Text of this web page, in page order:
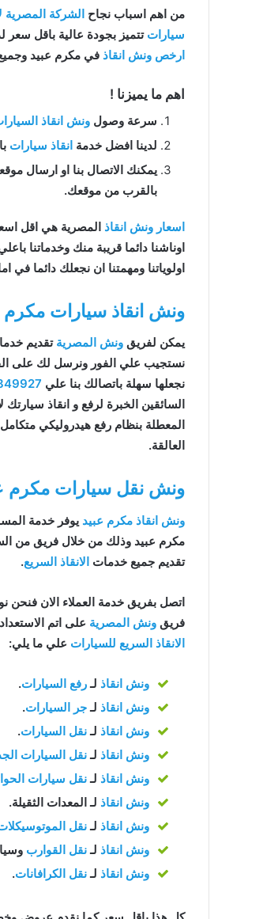
من اهم اسباب نجاح الشركة المصرية
سيارات تتميز بجودة عالية باقل
ارخص ونش انقاذ في مكرم عبيد
اهم ما يميزنا !
سرعة وصول ونش انقاذ
لدينا افضل خدمة انقاذ سيارات
يمكنك الاتصال بنا او ارسال
بالقرب من موقعك.
اسعار ونش انقاذ المصرية هي اقل اسعار
اوناشنا دائما قريبة منك وخدماتنا
اولوياتنا ومهمتنا ان نجعلك دائما في
ونش انقاذ سيارات مكرم
يمكن لفريق ونش المصرية تقديم
نستجيب علي الفور ونرسل لك على
نجعلها سهلة باتصالك بنا علي
السائقين الخبرة لرفع و انقاذ سيارتك
المعطلة بنظام رفع هيدروليكي
العالقة.
ونش نقل سيارات مكرم
ونش انقاذ مكرم عبيد يوفر خدمة
مكرم عبيد وذلك من خلال فريق من
تقديم جميع خدمات الانقاذ السريع.
اتصل بفريق خدمة العملاء الان فنحن نوفر خدماتنا
فريق ونش المصرية على اتم الاستعداد و
الانقاذ السريع للسيارات علي ما يلي:
ونش انقاذ لـرفع السيارات.
ونش انقاذ لـجر السيارات.
ونش انقاذ لـنقل السيارات.
ونش انقاذ لـنقل السيارات
ونش انقاذ لـنقل سيارات
ونش انقاذ لـ المعدات الثقيلة.
ونش انقاذ لـنقل
ونش انقاذ لـنقل القوارب
ونش انقاذ لـنقل الكرافانات.